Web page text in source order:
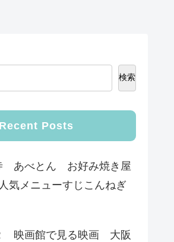
検索
Recent Posts
あべとん お好み焼き屋
気メニューすじこんねぎ
映画館で見る映画 大阪